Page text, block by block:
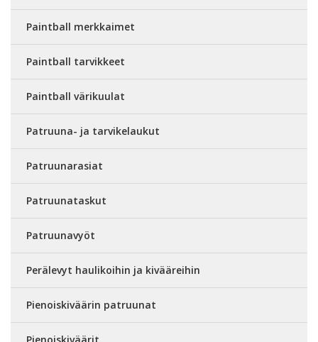
Paintball merkkaimet
Paintball tarvikkeet
Paintball värikuulat
Patruuna- ja tarvikelaukut
Patruunarasiat
Patruunataskut
Patruunavyöt
Perälevyt haulikoihin ja kivääreihin
Pienoiskiväärin patruunat